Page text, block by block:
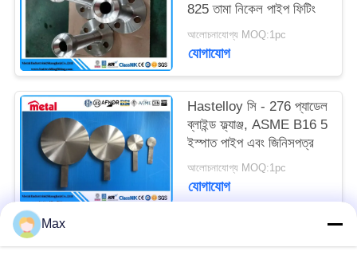
825 তামা নিকেল পাইপ ফিটিং
আলোচনাযোগ্য MOQ:1pc
যোগাযোগ
Hastelloy সি - 276 প্যাডেল
ব্লাইন্ড ফ্ল্যাঞ্জ, ASME B16 5
ইস্পাত পাইপ এবং জিনিসপত্র
আলোচনাযোগ্য MOQ:1pc
যোগাযোগ
Max